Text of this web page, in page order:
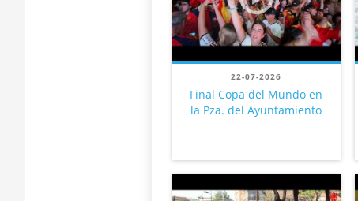
22-07-2026
Final Copa del Mundo en
la Pza. del Ayuntamiento